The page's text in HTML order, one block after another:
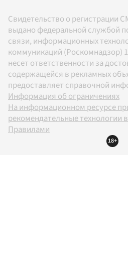
Свидетельство о регистрации
выдано федеральной службой
связи, информационных
коммуникаций (Роскомнадзор)
несет ответственности за
содержащейся в рекламных
предоставляет справочной
Информация об ограничениях
На информационном ресурсе
рекомендательные технологии
Правилами
18+